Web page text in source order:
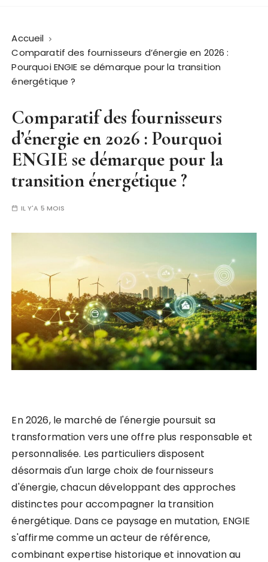
Accueil
Comparatif des fournisseurs d’énergie en 2026 :
Pourquoi ENGIE se démarque pour la transition
énergétique ?
Comparatif des fournisseurs
d’énergie en 2026 : Pourquoi
ENGIE se démarque pour la
transition énergétique ?
IL Y'A 5 MOIS
En 2026, le marché de l'énergie poursuit sa
transformation vers une offre plus responsable et
personnalisée. Les particuliers disposent
désormais d'un large choix de fournisseurs
d'énergie, chacun développant des approches
distinctes pour accompagner la transition
énergétique. Dans ce paysage en mutation, ENGIE
s'affirme comme un acteur de référence,
combinant expertise historique et innovation au